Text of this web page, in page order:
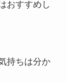
おすすめし
持ちは分か